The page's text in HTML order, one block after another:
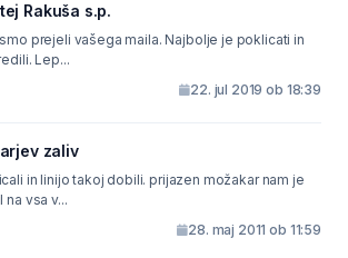
Rakuša s.p.
prejeli vašega maila. Najbolje je poklicati in
Lep...
22. jul 2019 ob 18:39
zaliv
in linijo takoj dobili. prijazen možakar nam je
vsa v...
28. maj 2011 ob 11:59